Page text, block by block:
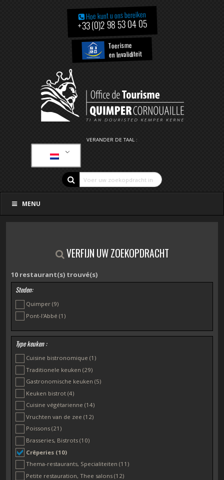
Hoe kunt u ons bereiken
+33 (0)2 98 53 04 05
Toerisme
en Invaliditeit
VERANDER DE TAAL :
MENU
VERFIJN UW ZOEKOPDRACHT
10 restaurant(s) trouvé(s)
Steden:
Quimper(9)
Pont-l'Abbé(1)
Type keuken :
Cuisine bistronomique(1)
Traditionele keuken(29)
Gastronomische keuken(5)
Keuken bistrot(4)
Cuisine végétarienne(14)
Vruchten van de zee(12)
Poissons(21)
Brasseries, Bistrots(10)
Crêperies (10)
Thema-restaurants, Specialiteiten(11)
Petite restauration, Thee salons(12)